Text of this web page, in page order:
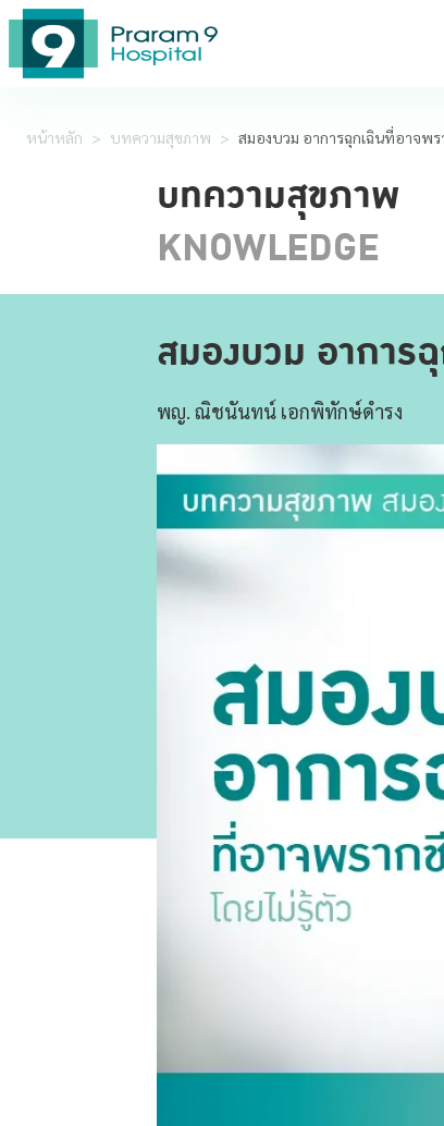
หน้าหลัก > บทความสุขภาพ > สมองบวม อาการฉุกเฉินที่อาจพ
บทความสุขภาพ
KNOWLEDGE
สมองบวม อาการ
พญ. ณิชนันทน์ เอกพิทักษ์ดำรง